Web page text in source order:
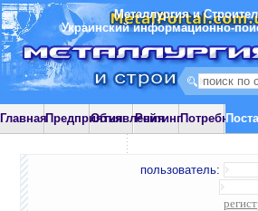
Металлургия и
Украинский информационно-
ГлавнаяПредприятияОбъявления
РейтингПотребности
пользователь: